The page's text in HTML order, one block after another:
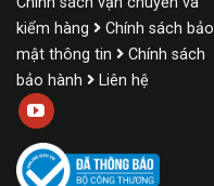
kiểm hàng
Chính sách bảo
mật thông tin
Chính sách
bảo hành
Liên hệ